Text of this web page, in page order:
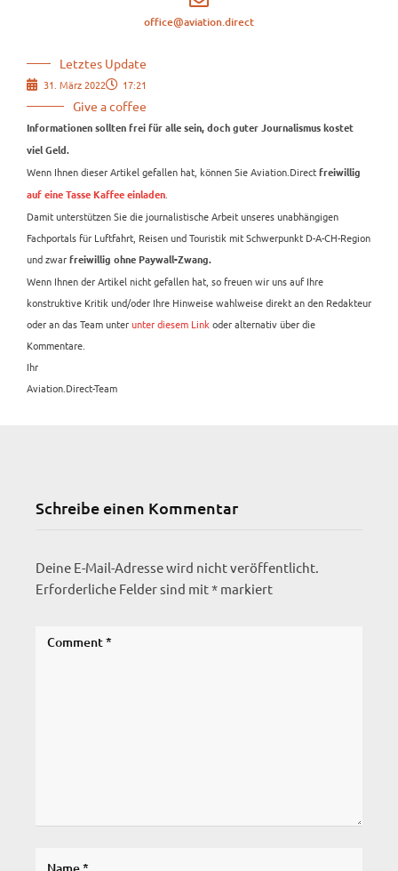
office@aviation.direct
Letztes Update
31. März 2022 17:21
Give a coffee
Informationen sollten frei für alle sein, doch guter Journalismus kostet
viel Geld.
Wenn Ihnen dieser Artikel gefallen hat, können Sie Aviation.Direct freiwillig
auf eine Tasse Kaffee einladen.
Damit unterstützen Sie die journalistische Arbeit unseres unabhängigen
Fachportals für Luftfahrt, Reisen und Touristik mit Schwerpunkt D-A-CH-Region
und zwar freiwillig ohne Paywall-Zwang.
Wenn Ihnen der Artikel nicht gefallen hat, so freuen wir uns auf Ihre
konstruktive Kritik und/oder Ihre Hinweise wahlweise direkt an den Redakteur
oder an das Team unterunter diesem Linkoder alternativ über die
Kommentare.
Ihr
Aviation.Direct-Team
Schreibe einen Kommentar
Deine E-Mail-Adresse wird nicht veröffentlicht.
Erforderliche Felder sind mit* markiert